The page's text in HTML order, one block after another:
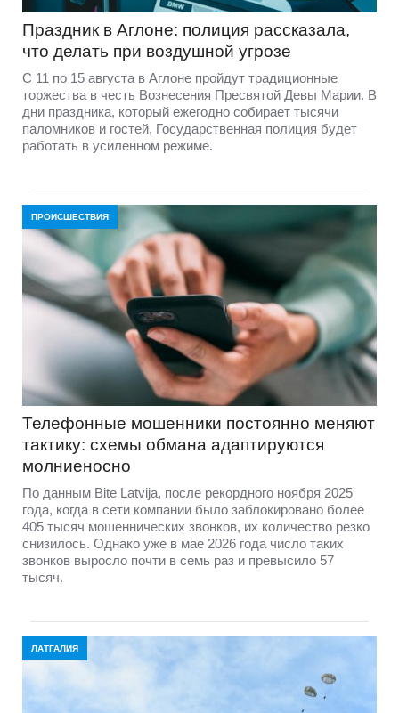
Праздник в Аглоне: полиция рассказала,
что делать при воздушной угрозе
С 11 по 15 августа в Аглоне пройдут традиционные
торжества в честь Вознесения Пресвятой Девы Марии. В
дни праздника, который ежегодно собирает тысячи
паломников и гостей, Государственная полиция будет
работать в усиленном режиме.
ПРОИСШЕСТВИЯ
Телефонные мошенники постоянно меняют
тактику: схемы обмана адаптируются
молниеносно
По данным Bite Latvija, после рекордного ноября 2025
года, когда в сети компании было заблокировано более
405 тысяч мошеннических звонков, их количество резко
снизилось. Однако уже в мае 2026 года число таких
звонков выросло почти в семь раз и превысило 57
тысяч.
ЛАТГАЛИЯ